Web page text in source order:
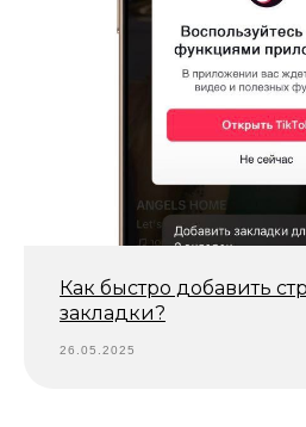
Как быстро добавить
закладки?
26.05.2025